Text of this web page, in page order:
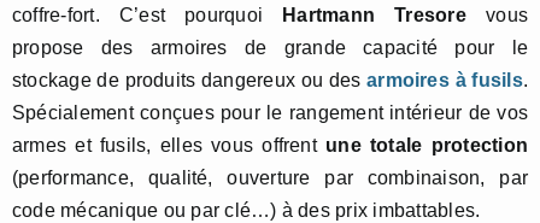
coffre-fort. C’est pourquoi Hartmann Tresorevous
propose des armoires de grande capacité pour le
stockage de produits dangereux ou desarmoires à fusils.
Spécialement conçues pour le rangement intérieur de vos
armes et fusils, elles vous offrent une totale protection
(performance, qualité, ouverture par combinaison, par
code mécanique ou par clé…) à des prix imbattables.